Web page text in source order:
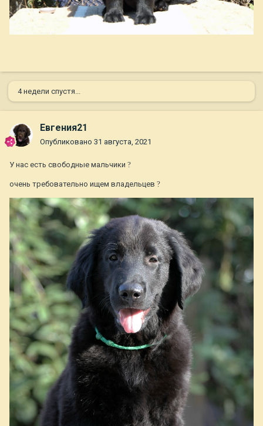
4 недели спустя...
Евгения21
Опубликовано 31 августа, 2021
У нас есть свободные мальчики ?
очень требовательно ищем владельцев ?